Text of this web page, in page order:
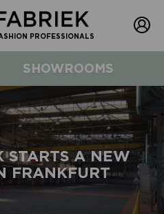
PROFESSIONALS
SHOWROOMS
STARTS A NEW
FRANKFURT